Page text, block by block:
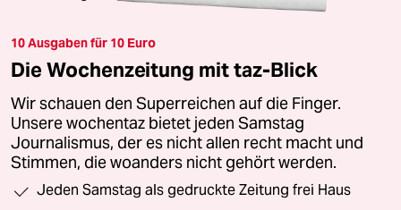
10 Ausgaben für 10 Euro
Die Wochenzeitung mit taz-Blick
Wir schauen den Superreichen auf die Finger.
Unsere wochentaz bietet jeden Samstag
Journalismus, der es nicht allen recht macht und
Stimmen, die woanders nicht gehört werden.
Jeden Samstag als gedruckte Zeitung frei Haus